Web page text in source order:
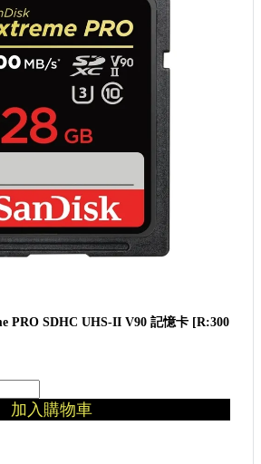
PRO SDHC UHS-II V90 記憶卡 [R:300
加入購物車